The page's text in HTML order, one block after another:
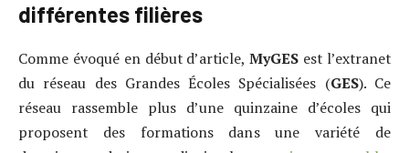
différentes filières
Comme évoqué en début d’article,MyGES est l’extranet
du réseau des Grandes Écoles Spécialisées (GES). Ce
réseau rassemble plus d’une quinzaine d’écoles qui
proposent des formations dans une variété de